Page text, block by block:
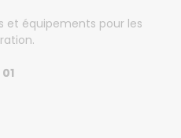
et équipements pour les